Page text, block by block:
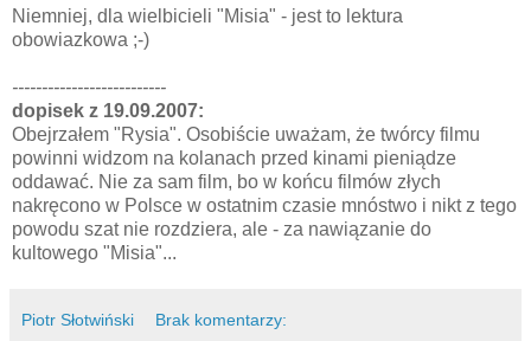
Niemniej, dla wielbicieli "Misia" - jest to lektura
obowiazkowa ;-)
--------------------------
dopisek z 19.09.2007:
Obejrzałem "Rysia". Osobiście uważam, że twórcy filmu
powinni widzom na kolanach przed kinami pieniądze
oddawać. Nie za sam film, bo w końcu filmów złych
nakręcono w Polsce w ostatnim czasie mnóstwo i nikt z tego
powodu szat nie rozdziera, ale - za nawiązanie do
kultowego "Misia"...
Piotr Słotwiński Brak komentarzy: